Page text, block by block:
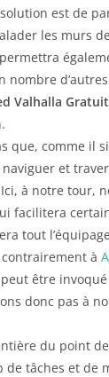
est de
les murs
Valhalla Gratuit
que, comme il
et
à notre tour,
facilitera
tout
à
être
donc pas à
du point
de tâches et de